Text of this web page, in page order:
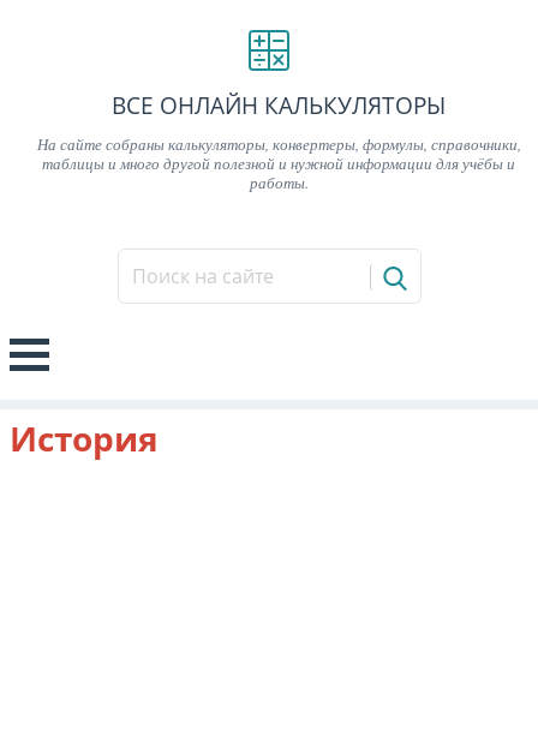
ВСЕ ОНЛАЙН КАЛЬКУЛЯТОРЫ
На сайте собраны калькуляторы, конвертеры, формулы, справочники,
таблицы и много другой полезной и нужной информации для учёбы и
работы.
История